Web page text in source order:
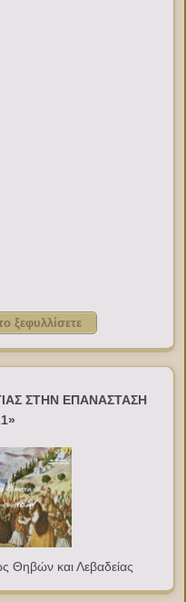
ξεφυλλίσετε
ΣΤΗΝ ΕΠΑΝΑΣΤΑΣΗ
Θηβών και Λεβαδείας